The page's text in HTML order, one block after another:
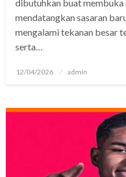
dibutuhkan buat membuka
mendatangkan sasaran
mengalami tekanan besar
serta…
Posted
12/04/2026 admin